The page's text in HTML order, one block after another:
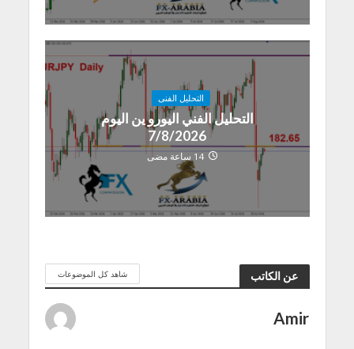
التحليل الفنى
التحليل الفني اليورو ين اليوم
7/8/2026
14 ساعة مضى
عن الكاتب شاهد كل الموضوعات
Amir